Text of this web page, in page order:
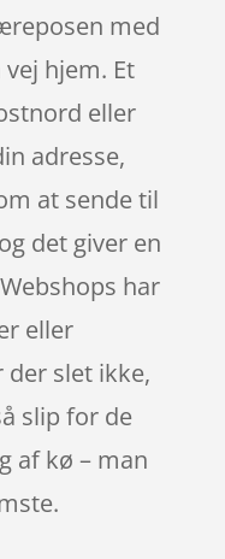
med
hjem. Et
eller
adresse,
at sende til
det giver en
har
eller
slet ikke,
slip for de
af kø – man